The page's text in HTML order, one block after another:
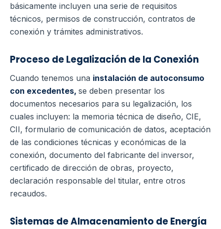
básicamente incluyen una serie de requisitos
técnicos, permisos de construcción, contratos de
conexión y trámites administrativos.
Proceso de Legalización de la Conexión
Cuando tenemos una instalación de autoconsumo
con excedentes, se deben presentar los
documentos necesarios para su legalización, los
cuales incluyen: la memoria técnica de diseño, CIE,
CII, formulario de comunicación de datos, aceptación
de las condiciones técnicas y económicas de la
conexión, documento del fabricante del inversor,
certificado de dirección de obras, proyecto,
declaración responsable del titular, entre otros
recaudos.
Sistemas de Almacenamiento de Energía